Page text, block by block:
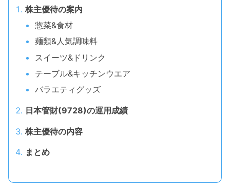
株主優待の案内
惣菜&食材
麺類&人気調味料
スイーツ&ドリンク
テーブル&キッチンウエア
バラエティグッズ
日本管財(9728)の運用成績
株主優待の内容
まとめ